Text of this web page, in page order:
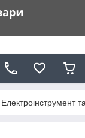
Електроінструмент